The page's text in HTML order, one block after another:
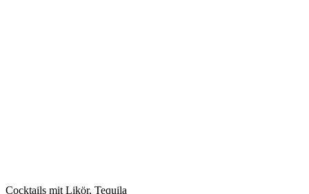
Cocktails mit Likör, Tequila